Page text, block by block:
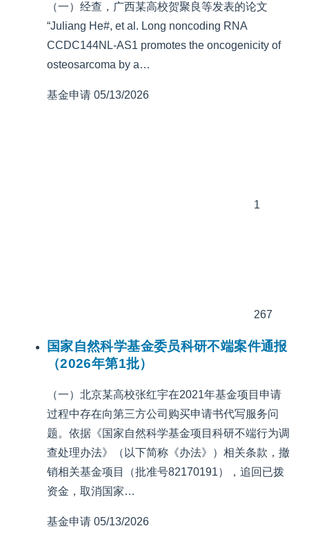
（一）经查，广西某高校贺聚良等发表的论文
“Juliang He#, et al. Long noncoding RNA
CCDC144NL-AS1 promotes the oncogenicity of
osteosarcoma by a…
基金申请 05/13/2026
1
267
国家自然科学基金委员科研不端案件通报
（2026年第1批）
（一）北京某高校张红宇在2021年基金项目申请
过程中存在向第三方公司购买申请书代写服务问
题。依据《国家自然科学基金项目科研不端行为调
查处理办法》（以下简称《办法》）相关条款，撤
销相关基金项目（批准号82170191），追回已拨
资金，取消国家…
基金申请 05/13/2026